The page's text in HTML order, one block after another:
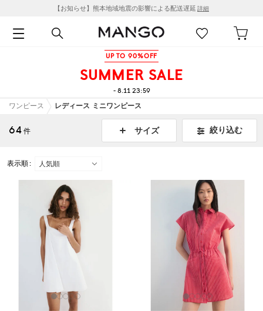
【お知らせ】熊本地域地震の影響による配送遅延 詳細
UP TO 90%OFF
SUMMER SALE
- 8.11 23:59
ワンピース
レディース ミニワンピース
64件 サイズ 絞り込む
表示順 :